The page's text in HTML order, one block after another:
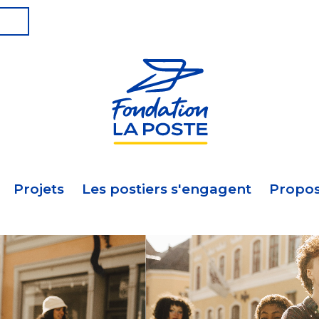
Projets Les postiers s'engagent